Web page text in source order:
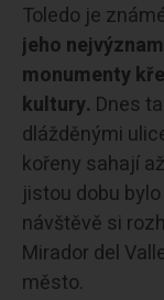
Toledo je
jeho
monumenty
kultury. Dnes
dlážděnými
kořeny sahají
jistou dobu
návštěvě si
Mirador del
město.